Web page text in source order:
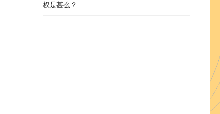
权是甚么？